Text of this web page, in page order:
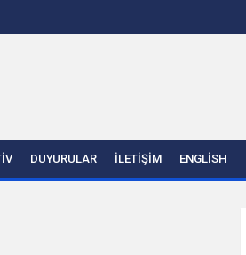
DUYURULAR İLETIŞIM ENGLISH